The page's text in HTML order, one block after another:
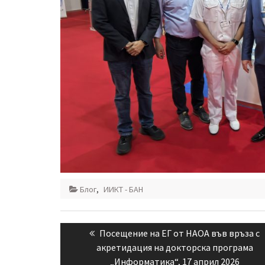
Блог, ИИКТ - БАН
Навигация
Previous
post:
Посещение на ЕГ от НАОА във връза с
акретидация на докторска програма
„Информатика“, 17 април 2026